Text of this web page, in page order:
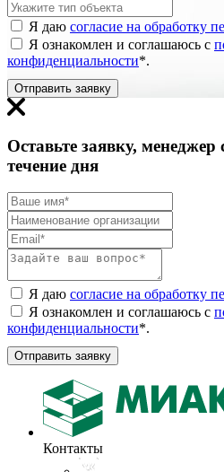
Я даю согласие на обработку
Я ознакомлен и соглашаюсь с
конфиденциальности*.
Отправить заявку
Оставьте заявку, менеджер
течение дня
Я даю согласие на обработку
Я ознакомлен и соглашаюсь с
конфиденциальности*.
Отправить заявку
Контакты